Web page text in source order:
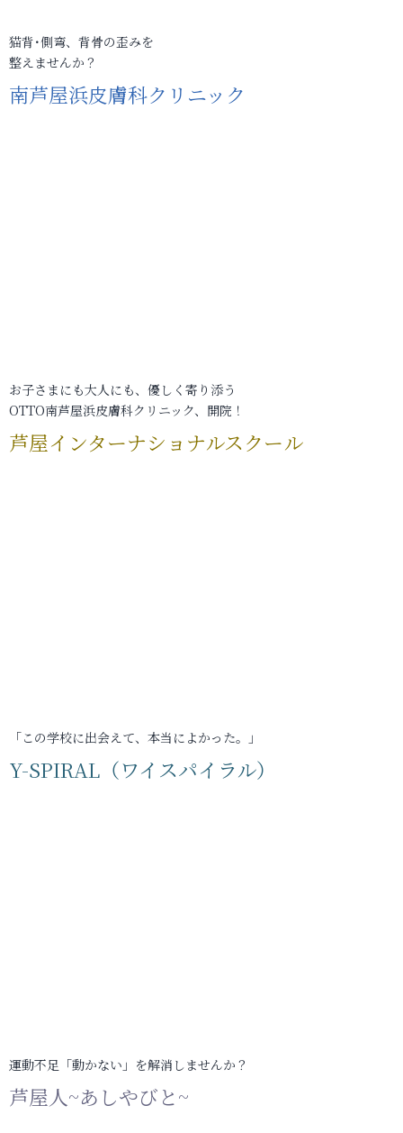
猫背･側弯、背骨の歪みを
整えませんか？
南芦屋浜皮膚科クリニック
お子さまにも大人にも、優しく寄り添う
OTTO南芦屋浜皮膚科クリニック、開院！
芦屋インターナショナルスクール
「この学校に出会えて、本当によかった。」
Y-SPIRAL（ワイスパイラル）
運動不足「動かない」を解消しませんか？
芦屋人~あしやびと~